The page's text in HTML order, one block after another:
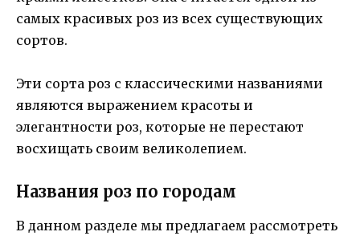
самых красивых роз из всех существующих
сортов.
Эти сорта роз с классическими названиями
являются выражением красоты и
элегантности роз, которые не перестают
восхищать своим великолепием.
Названия роз по городам
В данном разделе мы предлагаем рассмотреть